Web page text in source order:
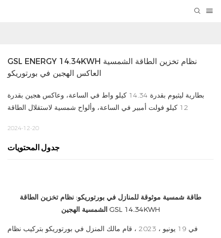
GSL ENERGY 14.34KWH نظام تخزين الطاقة الشمسية
العاكس الهجين في بورتوريكو
بطارية ليثيوم بقدرة 14.34 كيلو واط في الساعة، وعاكس هجين بقدرة
12 كيلو فولت أمبير في الساعة، وألواح شمسية لاستقلال الطاقة
2024-12-20
جدول المحتويات
طاقة شمسية موثوقة للمنازل في بورتوريكو: نظام تخزين الطاقة
الشمسية الهجين GSL 14.34KWH
في 19 يونيو ، 2023 ، قام مالك المنزل في بورتوريكو بتركيب نظام